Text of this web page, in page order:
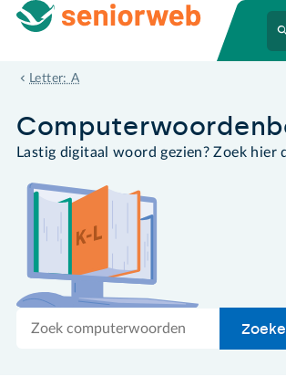
Letter: A
auteur
Lastig digitaal woord gezien? Zoek hier
Zoek